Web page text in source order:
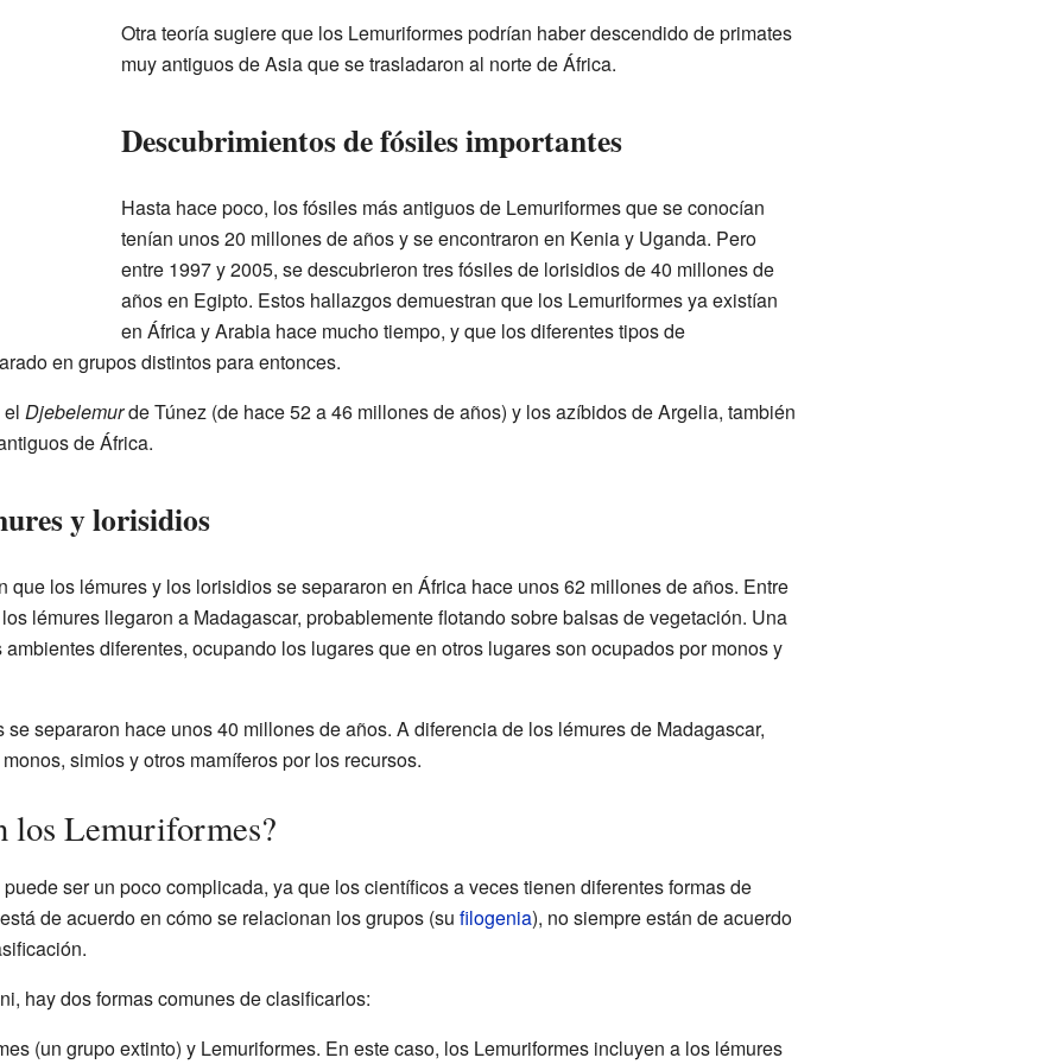
Otra teoría sugiere que los Lemuriformes podrían haber descendido de primates
muy antiguos de Asia que se trasladaron al norte de África.
Descubrimientos de fósiles importantes
Hasta hace poco, los fósiles más antiguos de Lemuriformes que se conocían
tenían unos 20 millones de años y se encontraron en Kenia y Uganda. Pero
entre 1997 y 2005, se descubrieron tres fósiles de lorisidios de 40 millones de
años en Egipto. Estos hallazgos demuestran que los Lemuriformes ya existían
en África y Arabia hace mucho tiempo, y que los diferentes tipos de
en grupos distintos para entonces.
Djebelemurde Túnez (de hace 52 a 46 millones de años) y los azíbidos de Argelia, también
de África.
y lorisidios
que los lémures y los lorisidios se separaron en África hace unos 62 millones de años. Entre
lémures llegaron a Madagascar, probablemente flotando sobre balsas de vegetación. Una
diferentes, ocupando los lugares que en otros lugares son ocupados por monos y
separaron hace unos 40 millones de años. A diferencia de los lémures de Madagascar,
simios y otros mamíferos por los recursos.
los Lemuriformes?
ser un poco complicada, ya que los científicos a veces tienen diferentes formas de
de acuerdo en cómo se relacionan los grupos (su filogenia), no siempre están de acuerdo
hay dos formas comunes de clasificarlos:
(un grupo extinto) y Lemuriformes. En este caso, los Lemuriformes incluyen a los lémures